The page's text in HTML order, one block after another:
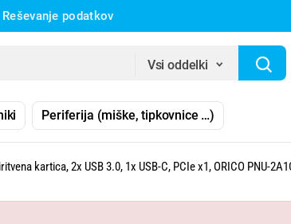
Reševanje podatkov
Vsi oddelki
Periferija (miške, tipkovnice …)
kartica, 2x USB 3.0, 1x USB-C, PCIe x1, ORICO PNU-